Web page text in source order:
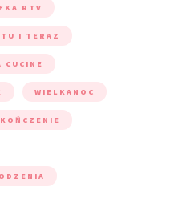
RTV
TU I TERAZ
CUCINE
WIELKANOC